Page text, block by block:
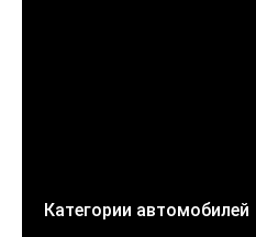
Категории автомобилей